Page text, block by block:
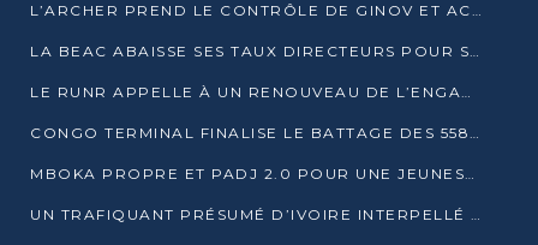
L’ARCHER PREND LE CONTRÔLE DE GINOV ET ACCÉLÈRE SON VIRAGE NUMÉRIQUE
LA BEAC ABAISSE SES TAUX DIRECTEURS POUR SOUTENIR LA CROISSANCE EN ZONE CEMAC
LE RUNR APPELLE À UN RENOUVEAU DE L’ENGAGEMENT MILITANT
CONGO TERMINAL FINALISE LE BATTAGE DES 558 PIEUX DU FUTUR QUAI DU MÔLE EST
MBOKA PROPRE ET PADJ 2.0 POUR UNE JEUNESSE PLUS AUTONOME
UN TRAFIQUANT PRÉSUMÉ D’IVOIRE INTERPELLÉ À DOLISIE